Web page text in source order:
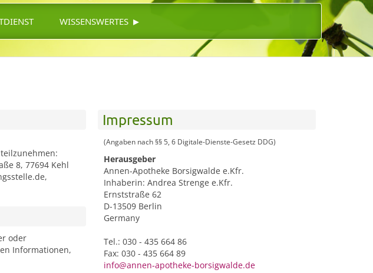
WISSENSWERTES ▸
8, 77694 Kehl
oder
Informationen,
Impressum
(Angaben nach §§ 5, 6 Digitale-Dienste-Gesetz DDG)
Herausgeber
Annen-Apotheke Borsigwalde e.Kfr.
Inhaberin: Andrea Strenge e.Kfr.
Ernststraße 62
D-13509 Berlin
Germany
Tel.: 030 - 435 664 86
Fax: 030 - 435 664 89
info@annen-apotheke-borsigwalde.de